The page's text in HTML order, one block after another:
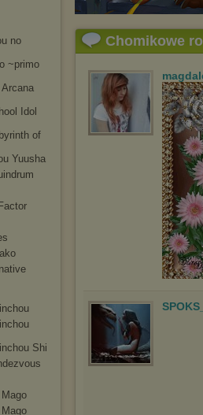
no
~primo
Idol
of
Yuusha
Shi
Chomikowe